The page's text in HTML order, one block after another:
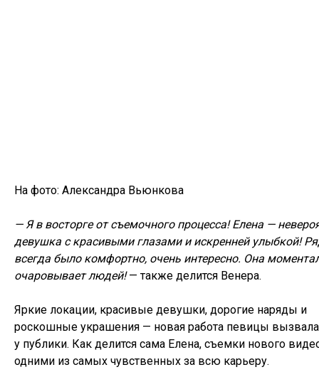
На фото: Александра Вьюнкова
— Я в восторге от съемочного процесса! Елена —
девушка с красивыми глазами и искренней улыбкой!
всегда было комфортно, очень интересно. Она
очаровывает людей!— также делится Венера.
Яркие локации, красивые девушки, дорогие наряды и
роскошные украшения — новая работа певицы вызвала
у публики. Как делится сама Елена, съемки нового
одними из самых чувственных за всю карьеру.